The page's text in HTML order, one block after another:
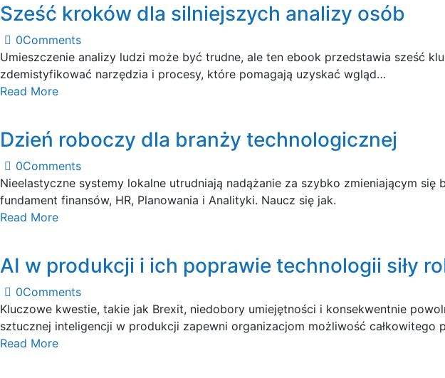
Sześć kroków dla silniejszych analizy osób
0Comments
Umieszczenie analizy ludzi może być trudne, ale ten ebook przedstawia sześć
zdemistyfikować narzędzia i procesy, które pomagają uzyskać wgląd…
Read More
Dzień roboczy dla branży technologicznej
0Comments
Nieelastyczne systemy lokalne utrudniają nadążanie za szybko zmieniającym
fundament finansów, HR, Planowania i Analityki. Naucz się jak.
Read More
AI w produkcji i ich poprawie technologii siły
0Comments
Kluczowe kwestie, takie jak Brexit, niedobory umiejętności i konsekwentnie
sztucznej inteligencji w produkcji zapewni organizacjom możliwość całkowitego
Read More